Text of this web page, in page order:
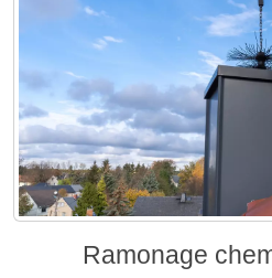
Ramonage